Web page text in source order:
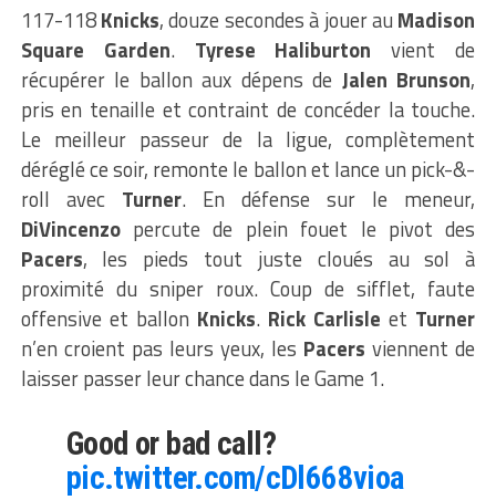
117-118Knicks, douze secondes à jouer au Madison
Square Garden. Tyrese Haliburton vient de
récupérer le ballon aux dépens de Jalen Brunson,
pris en tenaille et contraint de concéder la touche.
Le meilleur passeur de la ligue, complètement
déréglé ce soir, remonte le ballon et lance un pick-&-
roll avec Turner. En défense sur le meneur,
DiVincenzopercute de plein fouet le pivot des
Pacers, les pieds tout juste cloués au sol à
proximité du sniper roux. Coup de sifflet, faute
offensive et ballon Knicks. Rick Carlisle et Turner
n’en croient pas leurs yeux, les Pacers viennent de
laisser passer leur chance dans le Game 1.
Good or bad call?
pic.twitter.com/cDl668vioa